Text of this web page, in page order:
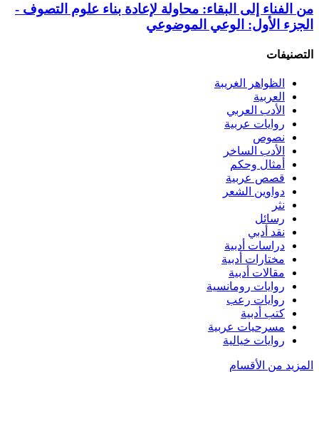
من الفناء إلى البقاء: محاولة لإعادة بناء علوم التصوف -
الجزء الأول: الوعي الموضوعي
التصنيفات
الظواهر الغريبة‏
العربية
الأدب العربي
روايات عربية
نصوص
الأدب الساخر
أمثال وحكم
قصص عربية
دواوين الشعر
نثر
رسائل
نقد أدبي
دراسات أدبية
مختارات أدبية
مقالات أدبية
روايات رومانسية
روايات رعب
كتب أدبية
مسرحيات عربية
روايات خيالية
المزيد من الأقسام